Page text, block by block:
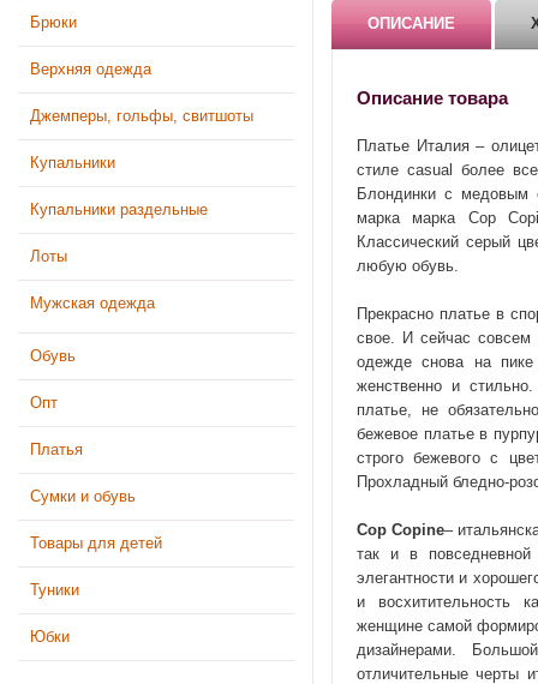
Брюки
Верхняя одежда
Джемперы, гольфы, свитшоты
Купальники
Купальники раздельные
Лоты
Мужская одежда
Обувь
Опт
Платья
Сумки и обувь
Товары для детей
Туники
Юбки
ОПИСАНИЕ
Описание товара
Платье Италия –
стиле casual более
Блондинки с медовым
марка марка Cop
Классический серый
любую обувь.
Прекрасно платье в
свое. И сейчас совсем
одежде снова на пике
женственно и
платье, не
бежевое платье в
строго бежевого с
Прохладный бледно-
Cop Copine–
так и в повседневной
элегантности и
и восхитительность
женщине самой
дизайнерами.
отличительные черты